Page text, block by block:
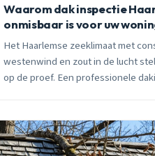
Waarom dak inspectie
onmisbaar is voor uw
Het Haarlemse zeeklimaat met
westenwind en zout in de lucht
op de proef. Een professionele